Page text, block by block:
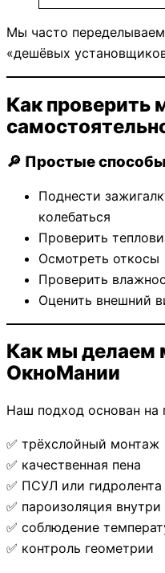
Мы часто
«дешёвых
Как
🔎 Простые способы
Поднести
колебаться
Проверить
Осмотреть откосы
Проверить
Оценить внешний
Как мы делаем
ОкноМании
Наш подход основан на
✅ трёхслойный монтаж
✅ качественная пена
✅ ПСУЛ или гидролента
✅ пароизоляция внутри
✅ соблюдение
✅ контроль геометрии